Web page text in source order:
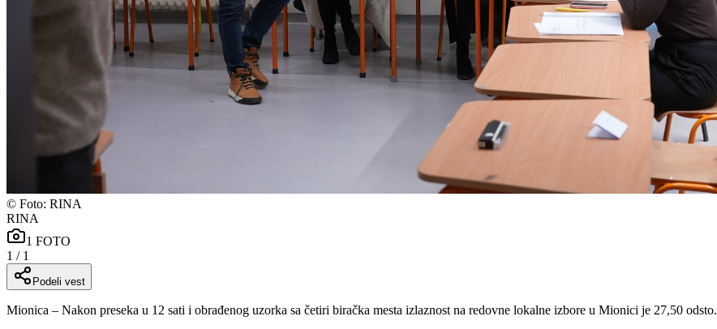
© Foto: RINA
RINA
1 FOTO
1 / 1
Podeli vest
Mionica – Nakon preseka u 12 sati i obrađenog uzorka sa četiri biračka mesta izlaznost na redovne lokalne izbore u Mionici je 27,50 odsto.